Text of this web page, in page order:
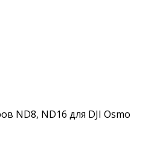
ND8, ND16 для DJI Osmo